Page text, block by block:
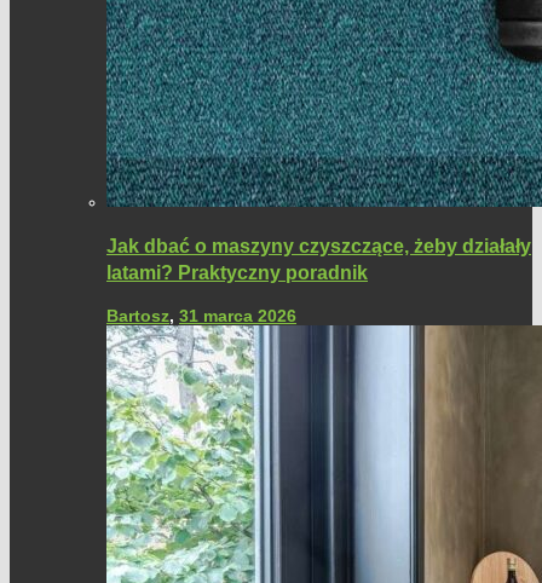
Jak dbać o maszyny czyszczące, żeby działały
latami? Praktyczny poradnik
Bartosz, 31 marca 2026